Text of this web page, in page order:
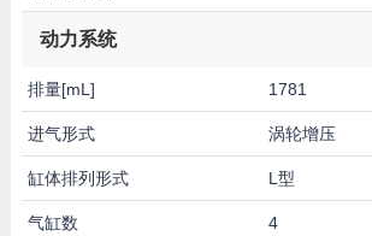
动力系统
排量[mL] 1781
进气形式 涡轮增压
缸体排列形式 L型
气缸数 4